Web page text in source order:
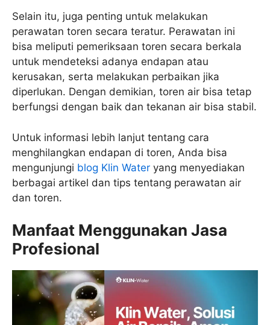
Selain itu, juga penting untuk melakukan
perawatan toren secara teratur. Perawatan ini
bisa meliputi pemeriksaan toren secara berkala
untuk mendeteksi adanya endapan atau
kerusakan, serta melakukan perbaikan jika
diperlukan. Dengan demikian, toren air bisa tetap
berfungsi dengan baik dan tekanan air bisa stabil.
Untuk informasi lebih lanjut tentang cara
menghilangkan endapan di toren, Anda bisa
mengunjungi blog Klin Water yang menyediakan
berbagai artikel dan tips tentang perawatan air
dan toren.
Manfaat Menggunakan Jasa
Profesional